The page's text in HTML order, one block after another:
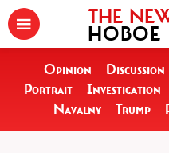
THE
НОВОЕ
Opinion Discussion
Portrait
Investigation
Navalny
Trump